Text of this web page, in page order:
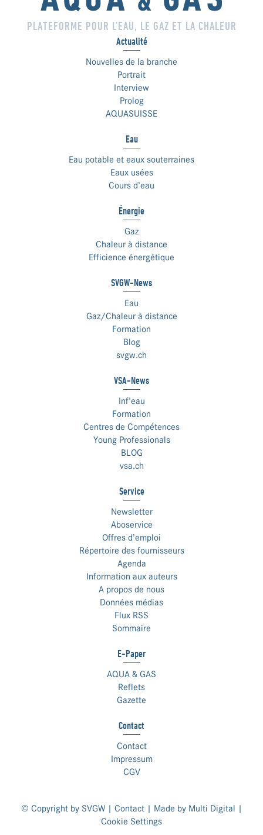
PLATEFORME POUR L’EAU, LE GAZ ET LA CHALEUR
Actualité
Nouvelles de la branche
Portrait
Interview
Prolog
AQUASUISSE
Eau
Eau potable et eaux souterraines
Eaux usées
Cours d’eau
Énergie
Gaz
Chaleur à distance
Efficience énergétique
SVGW-News
Eau
Gaz/Chaleur à distance
Formation
Blog
svgw.ch
VSA-News
Inf'eau
Formation
Centres de Compétences
Young Professionals
BLOG
vsa.ch
Service
Newsletter
Aboservice
Offres d’emploi
Répertoire des fournisseurs
Agenda
Information aux auteurs
A propos de nous
Données médias
Flux RSS
Sommaire
E-Paper
AQUA & GAS
Reflets
Gazette
Contact
Contact
Impressum
CGV
© Copyright by SVGW | Contact| Made by Multi Digital |
Cookie Settings